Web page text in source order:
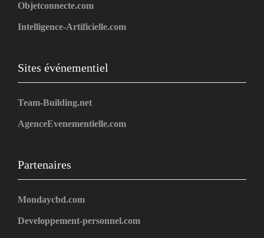
Objetconnecte.com
Intelligence-Artificielle.com
Sites événementiel
Team-Building.net
AgenceEvenementielle.com
Partenaires
Mondaycbd.com
Developpement-personnel.com